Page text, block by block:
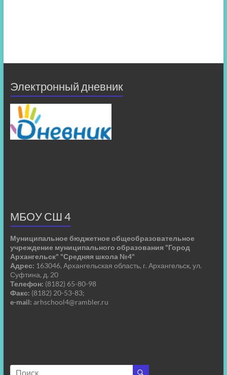
Электронный дневник
МБОУ СШ 4
Муниципальное бюджетное общеобразовательное
учреждение муниципального образования "Город
Архангельск" "Средняя школа №4"
Адрес: 163046, Архангельская область, г. Архангельск, ул.
Суфтина, д. 20
Телефон: (8182) 65-80-98
Факс: (8182) 20-53-83;
e-mail: arhschool4@rambler.ru